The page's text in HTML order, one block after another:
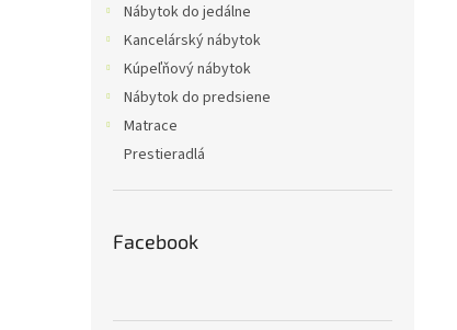
Nábytok do jedálne
Kancelárský nábytok
Kúpeľňový nábytok
Nábytok do predsiene
Matrace
Prestieradlá
Facebook